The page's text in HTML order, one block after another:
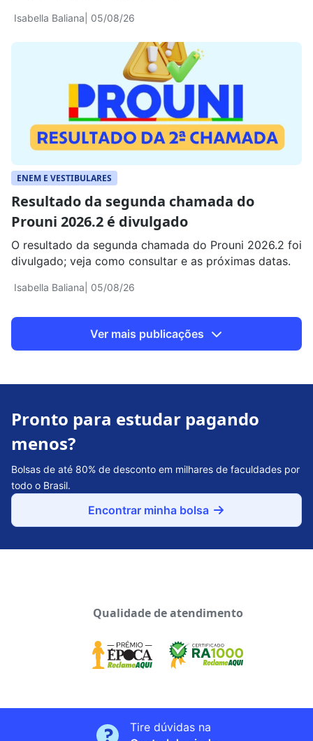
Isabella Baliana | 05/08/26
ENEM E VESTIBULARES
Resultado da segunda chamada do
Prouni 2026.2 é divulgado
Isabella Baliana | 05/08/26
O resultado da segunda chamada do Prouni 2026.2 foi
divulgado; veja como consultar e as próximas datas.
Ver mais publicações
Pronto para estudar pagando
menos?
Bolsas de até 80% de desconto em milhares de faculdades por
todo o Brasil.
Encontrar minha bolsa
Qualidade de atendimento
Tire dúvidas na